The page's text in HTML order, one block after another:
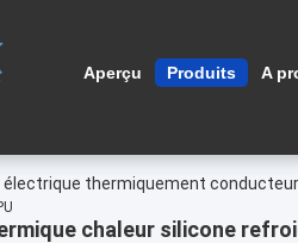
Aperçu Produits A
électrique thermiquement conducteur
chaleur silicone